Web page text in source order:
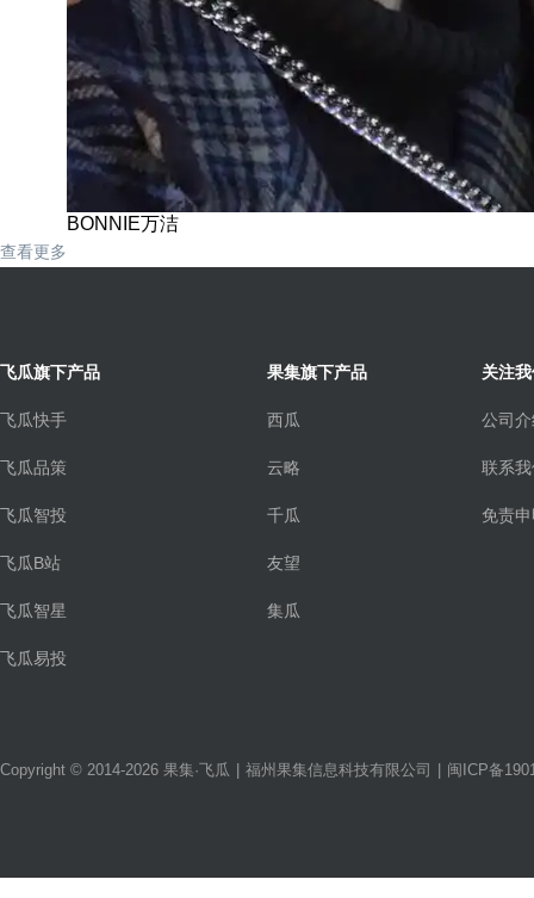
BONNIE万洁
查看更多
飞瓜旗下产品
飞瓜快手
飞瓜品策
飞瓜智投
飞瓜B站
飞瓜智星
飞瓜易投
果集旗下产品
西瓜
云略
千瓜
友望
集瓜
关注
公司
联系
免责
Copyright © 2014-2026 果集·飞瓜 福州果集信息科技有限公司 闽ICP备